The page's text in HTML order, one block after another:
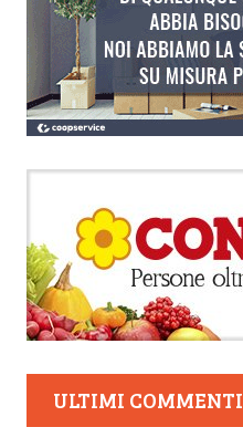
ULTIMI COMMENTI